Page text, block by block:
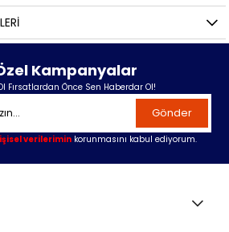
Kampanyalar
Fırsatlardan Önce Sen Haberdar Ol!
Gönder
verilerimin korunmasını kabul ediyorum.